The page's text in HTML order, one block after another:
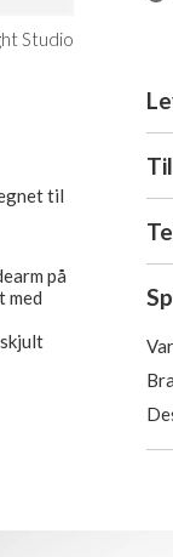
Studio
til
på
med